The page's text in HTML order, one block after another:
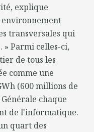
explique
transversales qui
Parmi celles-ci,
de tous les
comme une
(600 millions de
chaque
de l'informatique.
quart des